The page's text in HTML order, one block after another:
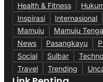
Health & Fitness
Inspirasi
Internasional
Mamuju
Mamuju
News
Pasangkayu
Social
Sulbar
Travel
Trending